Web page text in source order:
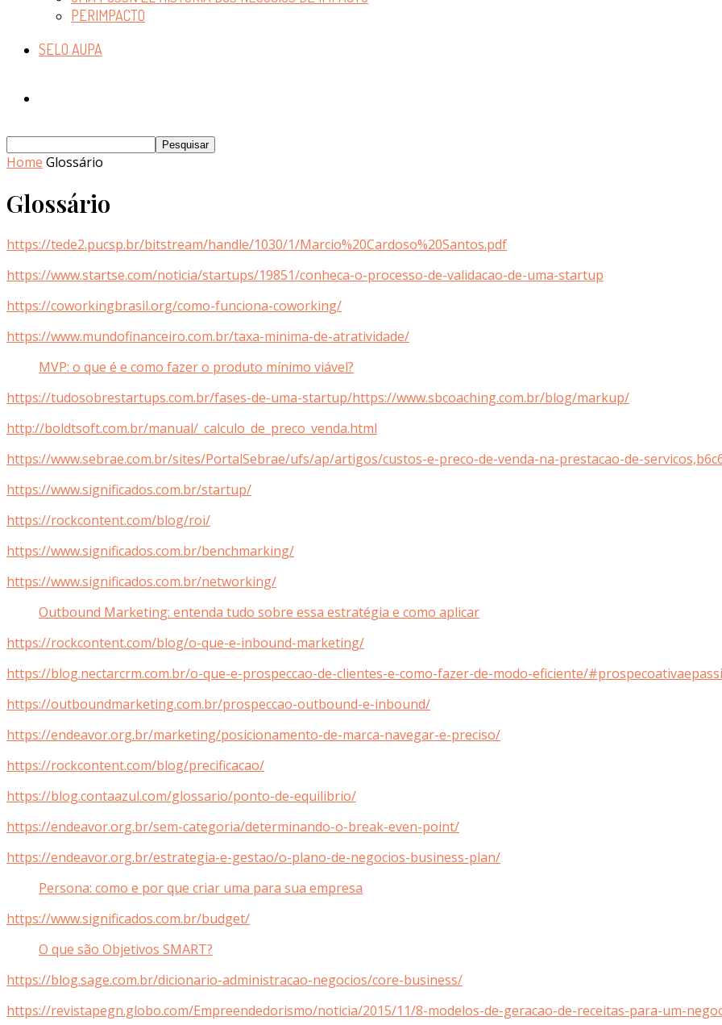
PERIMPACTO
SELO AUPA
Home Glossário
Glossário
https://tede2.pucsp.br/bitstream/handle/1030/1/Marcio%20Cardoso%20Santos.pdf
https://www.startse.com/noticia/startups/19851/conheca-o-processo-de-validacao-de-uma-startup
https://coworkingbrasil.org/como-funciona-coworking/
https://www.mundofinanceiro.com.br/taxa-minima-de-atratividade/
MVP: o que é e como fazer o produto mínimo viável?
https://tudosobrestartups.com.br/fases-de-uma-startup/https://www.sbcoaching.com.br/blog/markup/
http://boldtsoft.com.br/manual/_calculo_de_preco_venda.html
https://www.sebrae.com.br/sites/PortalSebrae/ufs/ap/artigos/custos-e-preco-de-venda-na-prestacao-de-
https://www.significados.com.br/startup/
https://rockcontent.com/blog/roi/
https://www.significados.com.br/benchmarking/
https://www.significados.com.br/networking/
Outbound Marketing: entenda tudo sobre essa estratégia e como aplicar
https://rockcontent.com/blog/o-que-e-inbound-marketing/
https://blog.nectarcrm.com.br/o-que-e-prospeccao-de-clientes-e-como-fazer-de-modo-eficiente/
https://outboundmarketing.com.br/prospeccao-outbound-e-inbound/
https://endeavor.org.br/marketing/posicionamento-de-marca-navegar-e-preciso/
https://rockcontent.com/blog/precificacao/
https://blog.contaazul.com/glossario/ponto-de-equilibrio/
https://endeavor.org.br/sem-categoria/determinando-o-break-even-point/
https://endeavor.org.br/estrategia-e-gestao/o-plano-de-negocios-business-plan/
Persona: como e por que criar uma para sua empresa
https://www.significados.com.br/budget/
O que são Objetivos SMART?
https://blog.sage.com.br/dicionario-administracao-negocios/core-business/
https://revistapegn.globo.com/Empreendedorismo/noticia/2015/11/8-modelos-de-geracao-de-receitas-para-um-